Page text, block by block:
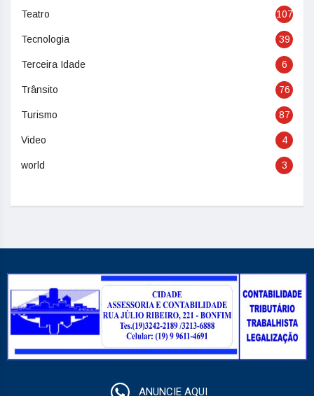
Teatro 107
Tecnologia 39
Terceira Idade 6
Trânsito 76
Turismo 87
Video 4
world 3
ANUNCIE AQUI